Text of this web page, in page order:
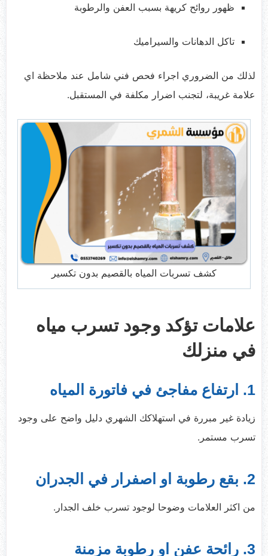
ظهور روائح كريهة بسبب العفن والرطوبة
تاكل الدهانات والسيراميك
لذلك من الضروري اجراء فحص فني شامل عند ملاحظة اي
علامة غريبة، لتجنب اضرار مكلفة في المستقبل.
كشف تسربات المياه بالقصيم بدون تكسير
علامات تؤكد وجود تسرب مياه
في منزلك
1. ارتفاع مفاجئ في فاتورة المياه
زيادة غير مبررة في استهلاكك الشهري دليل واضح على وجود
تسرب مستمر.
2. بقع رطوبة او اصفرار في الجدران
من اكثر العلامات وضوحا لوجود تسرب خلف الجدار.
3. رائحة عفن او رطوبة مزمنة